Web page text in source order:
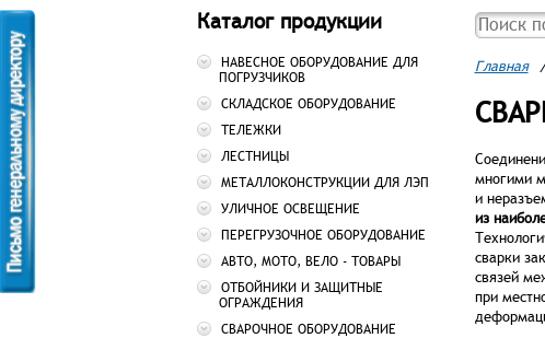
Каталог продукции
НАВЕСНОЕ ОБОРУДОВАНИЕ ДЛЯ
ПОГРУЗЧИКОВ
СКЛАДСКОЕ ОБОРУДОВАНИЕ
ТЕЛЕЖКИ
ЛЕСТНИЦЫ
МЕТАЛЛОКОНСТРУКЦИИ ДЛЯ ЛЭП
УЛИЧНОЕ ОСВЕЩЕНИЕ
ПЕРЕГРУЗОЧНОЕ ОБОРУДОВАНИЕ
АВТО, МОТО, ВЕЛО - ТОВАРЫ
ОТБОЙНИКИ И ЗАЩИТНЫЕ
ОГРАЖДЕНИЯ
СВАРОЧНОЕ ОБОРУДОВАНИЕ
Главная /
многими
и
из
сварки
связей
при